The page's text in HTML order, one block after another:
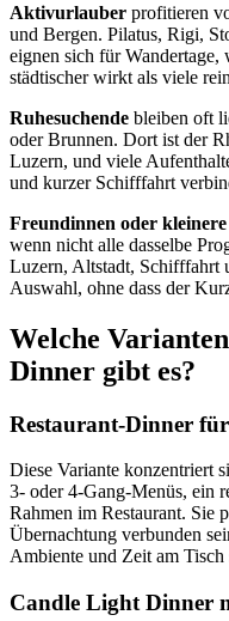
Aktivurlauber profitieren
und Bergen. Pilatus, Rigi,
eignen sich für
städtischer wirkt als viele
Ruhesuchende bleiben oft
oder Brunnen. Dort ist der
Luzern, und viele
und kurzer Schifffahrt
Freundinnen oder
wenn nicht alle dasselbe
Luzern, Altstadt, Schifffahrt
Auswahl, ohne dass der
Welche
Dinner gibt es?
Restaurant-Dinner
Diese Variante konzentriert
3- oder 4-Gang-Menüs, ein
Rahmen im Restaurant. Sie
Übernachtung verbunden
Ambiente und Zeit am Tisch
Candle Light Dinner